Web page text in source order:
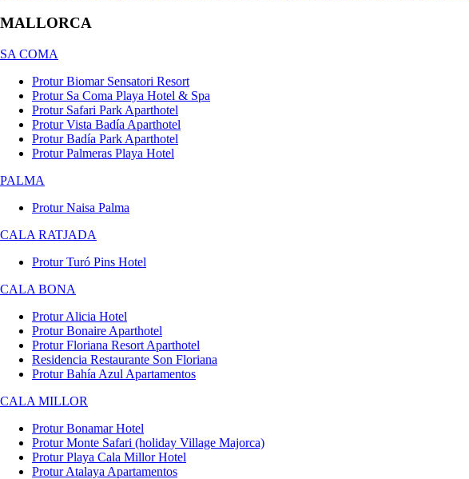
MALLORCA
SA COMA
Protur Biomar Sensatori Resort
Protur Sa Coma Playa Hotel & Spa
Protur Safari Park Aparthotel
Protur Vista Badía Aparthotel
Protur Badía Park Aparthotel
Protur Palmeras Playa Hotel
PALMA
Protur Naisa Palma
CALA RATJADA
Protur Turó Pins Hotel
CALA BONA
Protur Alicia Hotel
Protur Bonaire Aparthotel
Protur Floriana Resort Aparthotel
Residencia Restaurante Son Floriana
Protur Bahía Azul Apartamentos
CALA MILLOR
Protur Bonamar Hotel
Protur Monte Safari (holiday Village Majorca)
Protur Playa Cala Millor Hotel
Protur Atalaya Apartamentos